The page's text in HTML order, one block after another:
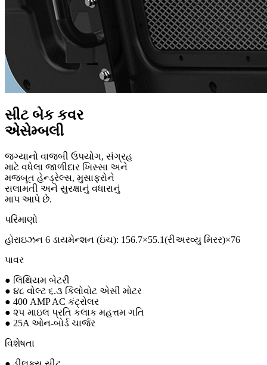
સીટ બેક કવર
એસેમ્બલી
જગ્યાનો વાજબી ઉપયોગ, સંગ્રહ
માટે વધેલા જાળીદાર ખિસ્સા અને
મજબૂત હેન્ડ્રેલ્સ, મુસાફરોને
સલામતી અને સુરક્ષાનું વધારાનું
માપ આપે છે.
પરિમાણો
હોરાઇઝન 6 ડાયમેન્શન (ઇંચ): 156.7×55.1(રીઅરવ્યુ મિરર)×76
પાવર
● લિથિયમ બેટરી
● ૪૮ વોલ્ટ ૬.૩ કિલોવોટ એસી મોટર
● 400 AMP AC કંટ્રોલર
● ૨૫ માઇલ પ્રતિ કલાક મહત્તમ ગતિ
● 25A ઓન-બોર્ડ ચાર્જર
વિશેષતા